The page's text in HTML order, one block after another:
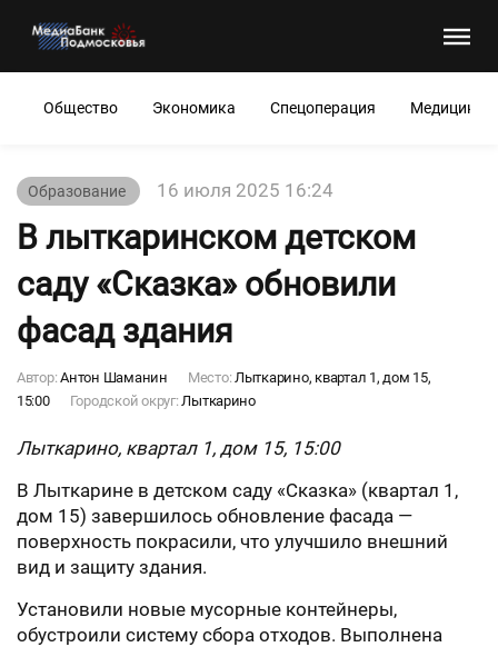
Общество Экономика Спецоперация Медицина
Образование 16 июля 2025 16:24
В лыткаринском детском
саду «Сказка» обновили
фасад здания
Автор:Антон Шаманин Место: Лыткарино, квартал 1, дом 15,
15:00
Городской округ:Лыткарино
Лыткарино, квартал 1, дом 15, 15:00
В Лыткарине в детском саду «Сказка» (квартал 1,
дом 15) завершилось обновление фасада —
поверхность покрасили, что улучшило внешний
вид и защиту здания.
Установили новые мусорные контейнеры,
обустроили систему сбора отходов. Выполнена